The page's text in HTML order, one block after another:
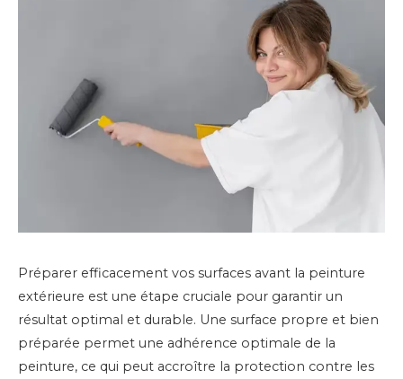
Préparer efficacement vos surfaces avant la peinture
extérieure est une étape cruciale pour garantir un
résultat optimal et durable. Une surface propre et bien
préparée permet une adhérence optimale de la
peinture, ce qui peut accroître la protection contre les